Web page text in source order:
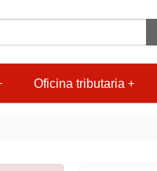
Oficina tributaria